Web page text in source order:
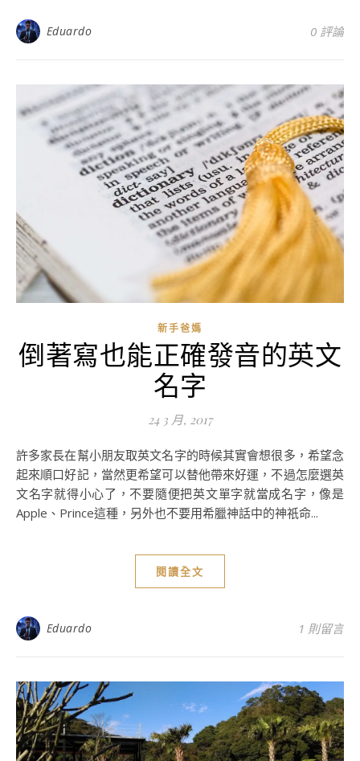
Eduardo 0 評論
新手爸媽
倒著寫也能正確發音的英文
名字
24 3 月, 2017
許多家長在幫小朋友取英文名字的時候其實會想很多，希望念
起來順口好記，當然更希望可以替他帶來好運，不過怎麼選英
文名字就得小心了，不要隨便把英文單字就當成名字，像是
Apple、Prince這種，另外也不要用希臘神話中的神祇命...
閱讀全文
Eduardo 1 則留言